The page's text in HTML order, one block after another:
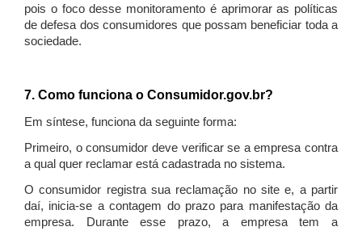
pois o foco desse monitoramento é aprimorar as políticas
de defesa dos consumidores que possam beneficiar toda a
sociedade.
7. Como funciona o Consumidor.gov.br?
Em síntese, funciona da seguinte forma:
Primeiro, o consumidor deve verificar se a empresa contra
a qual quer reclamar está cadastrada no sistema.
O consumidor registra sua reclamação no site e, a partir
daí, inicia-se a contagem do prazo para manifestação da
empresa. Durante esse prazo, a empresa tem a